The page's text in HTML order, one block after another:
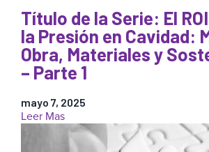
Materiales
y
Sostenibilidad
–
Parte
Título de la Serie: El
la Presión en Cavidad:
Obra, Materiales y
– Parte 1
mayo 7, 2025
Leer Mas:
Título
de